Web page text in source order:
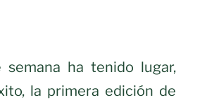
ha tenido lugar,
la primera edición de